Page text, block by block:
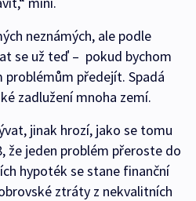
neznámých, ale podle
se už teď – pokud bychom
předejít. Spadá
zadlužení mnoha zemí.
jinak hrozí, jako se tomu
že jeden problém přeroste do
hypoték se stane finanční
ztráty z nekvalitních